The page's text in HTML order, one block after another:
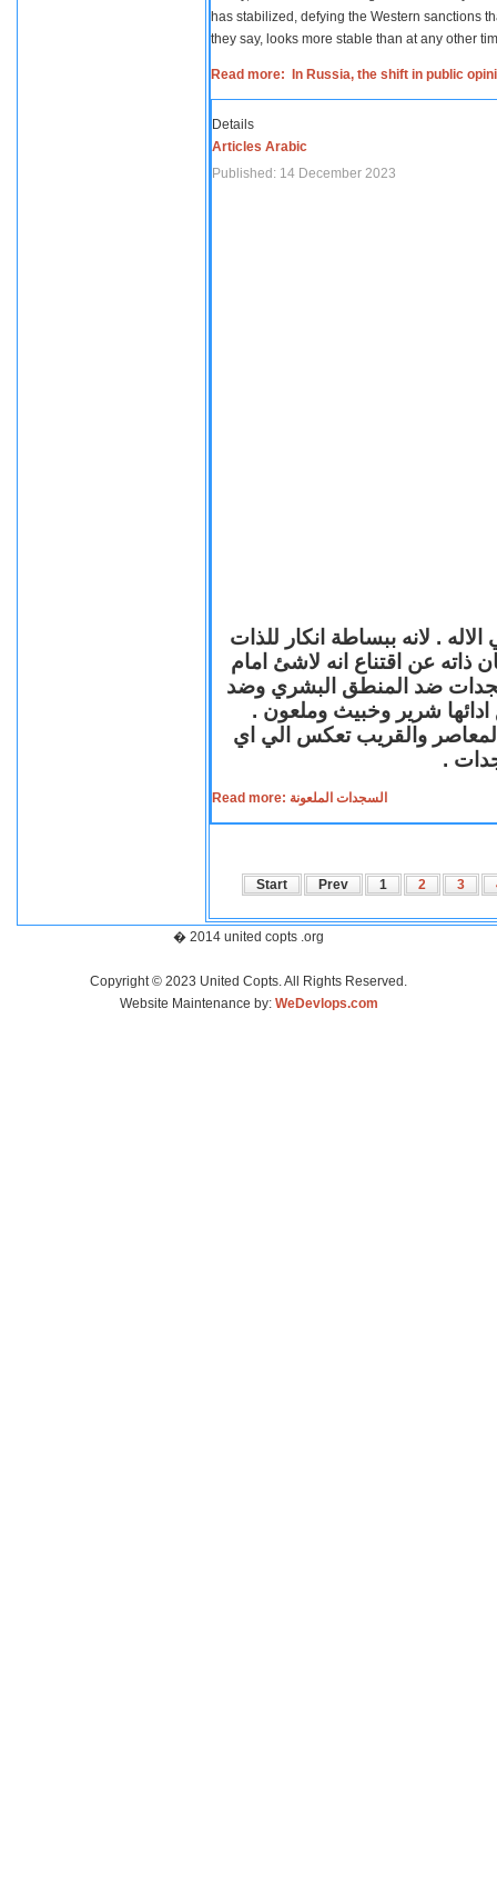
has stabilized, defying the Western sanctions
they say, looks more stable than at any other
Read more: In Russia, the shift in public
Details
Articles Arabic
Published: 14 December 2023
. لانه ببساطة انكار للذات
ذاته عن اقتناع انه لاشئ امام
ضد المنطق البشري وضد
ادائها شرير وخبيث وملعون .
المعاصر والقريب تعكس الي اي
.
Read more: السجدات الملعونة
Start Prev 1 2 3
� 2014 united copts .org
Copyright © 2023 United Copts. All Rights Reserved.
Website Maintenance by: WeDevlops.com